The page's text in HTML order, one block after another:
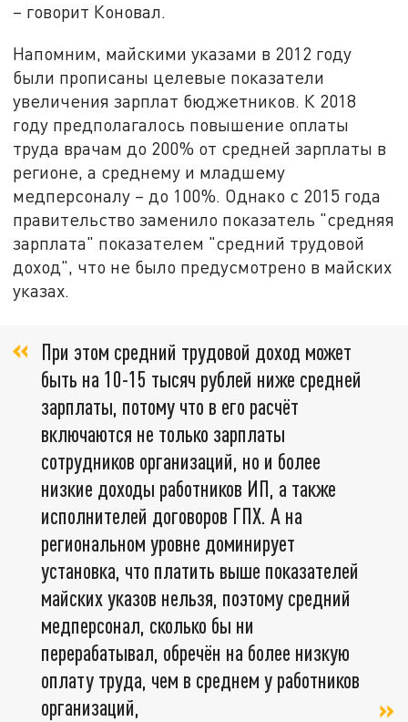
– говорит Коновал.
Напомним, майскими указами в 2012 году
были прописаны целевые показатели
увеличения зарплат бюджетников. К 2018
году предполагалось повышение оплаты
труда врачам до 200% от средней зарплаты в
регионе, а среднему и младшему
медперсоналу – до 100%. Однако с 2015 года
правительство заменило показатель "средняя
зарплата" показателем "средний трудовой
доход", что не было предусмотрено в майских
указах.
При этом средний трудовой доход может
быть на 10-15 тысяч рублей ниже средней
зарплаты, потому что в его расчёт
включаются не только зарплаты
сотрудников организаций, но и более
низкие доходы работников ИП, а также
исполнителей договоров ГПХ. А на
региональном уровне доминирует
установка, что платить выше показателей
майских указов нельзя, поэтому средний
медперсонал, сколько бы ни
перерабатывал, обречён на более низкую
оплату труда, чем в среднем у работников
организаций,